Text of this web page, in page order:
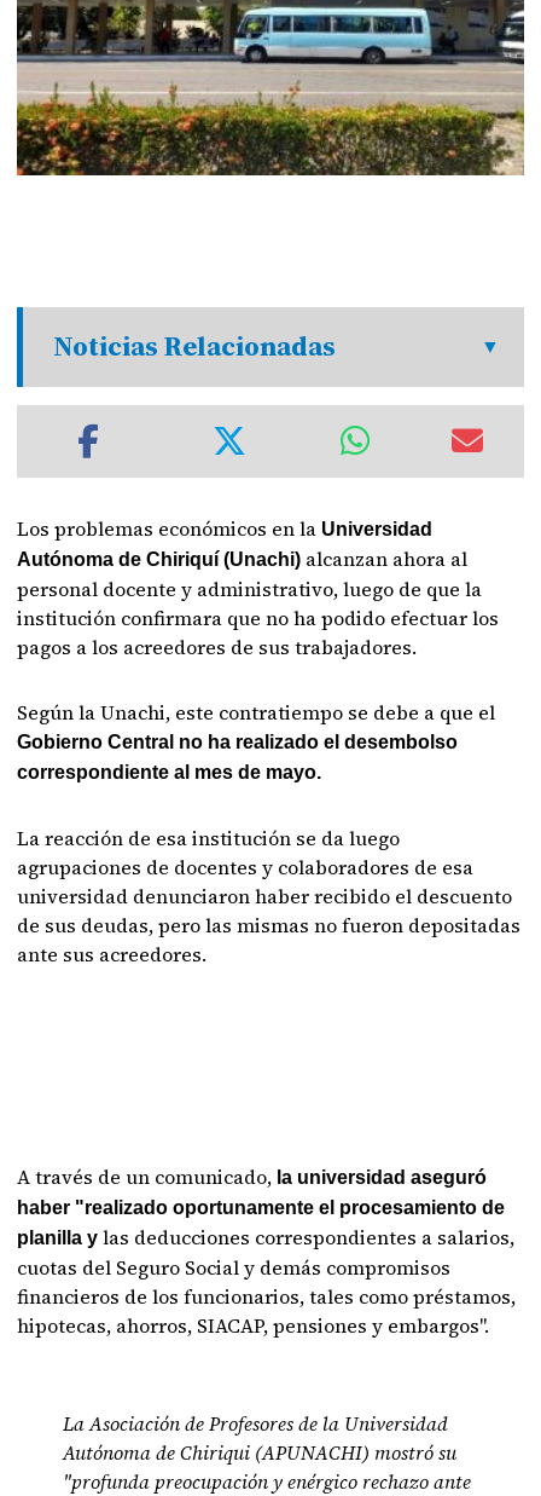
Noticias Relacionadas
Los problemas económicos en la Universidad
Autónoma de Chiriquí (Unachi) alcanzan ahora al
personal docente y administrativo, luego de que la
institución confirmara que no ha podido efectuar los
pagos a los acreedores de sus trabajadores.
Según la Unachi, este contratiempo se debe a que el
Gobierno Central no ha realizado el desembolso
correspondiente al mes de mayo.
La reacción de esa institución se da luego
agrupaciones de docentes y colaboradores de esa
universidad denunciaron haber recibido el descuento
de sus deudas, pero las mismas no fueron depositadas
ante sus acreedores.
A través de un comunicado, la universidad aseguró
haber "realizado oportunamente el procesamiento de
planilla y las deducciones correspondientes a salarios,
cuotas del Seguro Social y demás compromisos
financieros de los funcionarios, tales como préstamos,
hipotecas, ahorros, SIACAP, pensiones y embargos".
La Asociación de Profesores de la Universidad
Autónoma de Chiriqui (APUNACHI) mostró su
"profunda preocupación y enérgico rechazo ante